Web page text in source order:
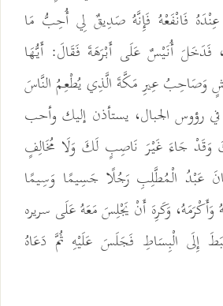
فَانْفَعْهُ فَإِنَّهُ صَدِيقٌ لِي أُحِبُّ مَا
فَدَخَلَ أُنَيْسٌ عَلَى أَبْرَهَةَ فَقَالَ: أَيُّهَا
وَصَاحِبُ عِيرِ مَكَّةَ الَّذِي يُطْعِمُ النَّاسَ
رؤوس الجبال، يستأذن إليك وأحب
وَقَدْ جَاءَ غَيْرَ نَاصِبٍ لَكَ وَلَا مُخَالِفٍ
عَبْدُ الْمُطَّلِبِ رَجُلًا جَسِيمًا وَسِيمًا
وَأَكْرَمَهُ، وَكَرِهَ أَنْ يَجْلِسَ مَعَهُ عَلَى سريره
إِلَى الْبِسَاطِ فَجَلَسَ عَلَيْهِ ثُمَّ دَعَاهُ